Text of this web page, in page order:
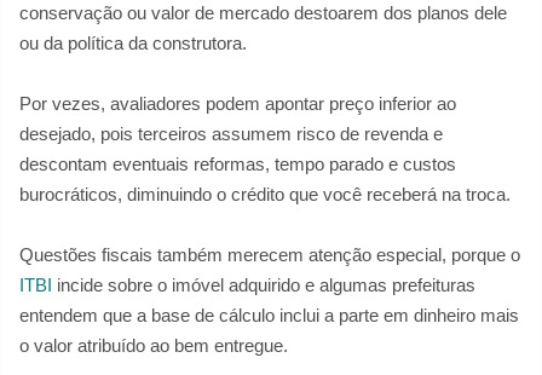
conservação ou valor de mercado destoarem dos planos dele
ou da política da construtora.
Por vezes, avaliadores podem apontar preço inferior ao
desejado, pois terceiros assumem risco de revenda e
descontam eventuais reformas, tempo parado e custos
burocráticos, diminuindo o crédito que você receberá na troca.
Questões fiscais também merecem atenção especial, porque o
ITBI incide sobre o imóvel adquirido e algumas prefeituras
entendem que a base de cálculo inclui a parte em dinheiro mais
o valor atribuído ao bem entregue.